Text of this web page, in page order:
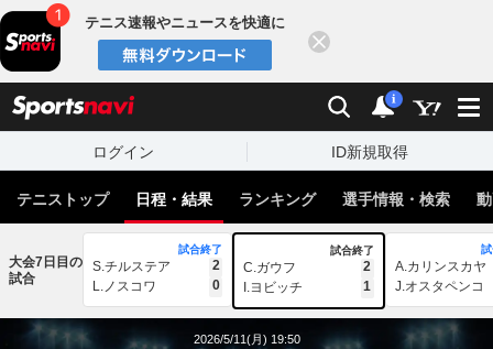
テニス速報やニュースを快適に
検索 通知
i
ログイン ID新規取得
テニストップ 日程・結果 ランキング 選手情報・検索
大会7日目の
試合
試合終了
S.チルステア
2
L.ノスコワ
0
試合終了
C.ガウフ
2
I.ヨビッチ
1
A.カリンスカヤ
J.オスタペンコ
2026/5/11(月) 19:50